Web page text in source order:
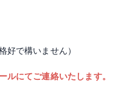
で構いません）
にてご連絡いたします。